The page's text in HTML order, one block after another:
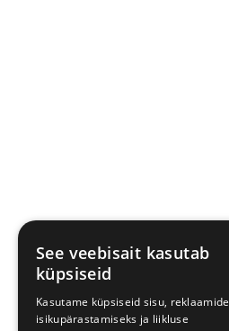
See veebisait kasutab
küpsiseid
Kasutame küpsiseid sisu, reklaamide
isikupärastamiseks ja liikluse